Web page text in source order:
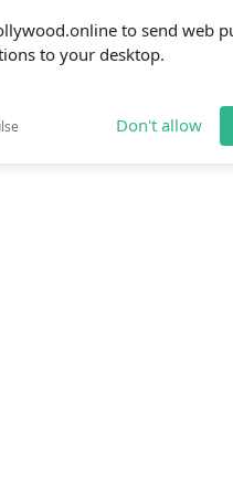
to send web
to your desktop.
Don't allow